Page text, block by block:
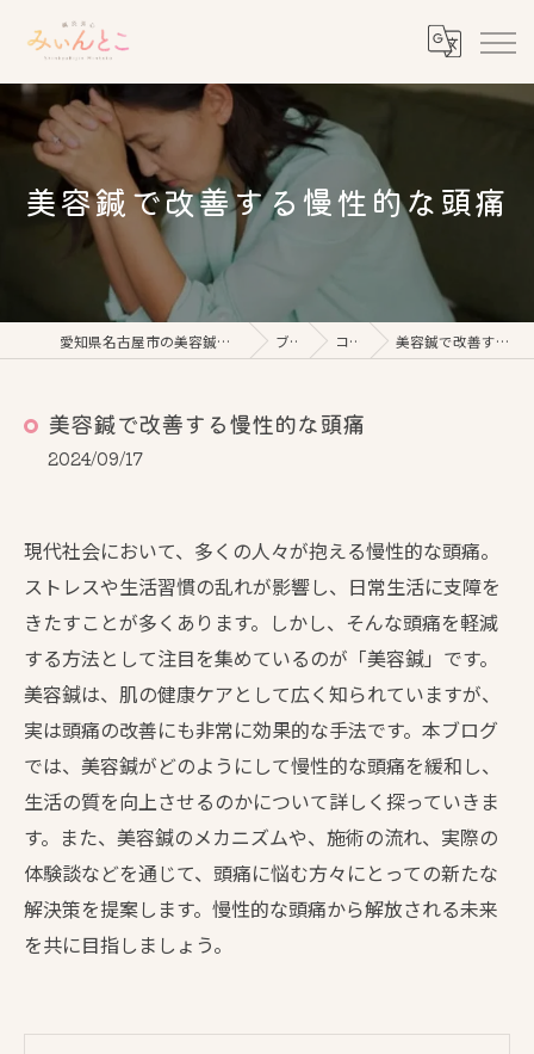
美容鍼で改善する慢性的な頭痛
愛知県名古屋市の美容鍼なら鍼灸美心みぃんとこ ブログ コラム 美容鍼で改善する慢性的な頭痛
美容鍼で改善する慢性的な頭痛
2024/09/17
現代社会において、多くの人々が抱える慢性的な頭痛。
ストレスや生活習慣の乱れが影響し、日常生活に支障を
きたすことが多くあります。しかし、そんな頭痛を軽減
する方法として注目を集めているのが「美容鍼」です。
美容鍼は、肌の健康ケアとして広く知られていますが、
実は頭痛の改善にも非常に効果的な手法です。本ブログ
では、美容鍼がどのようにして慢性的な頭痛を緩和し、
生活の質を向上させるのかについて詳しく探っていきま
す。また、美容鍼のメカニズムや、施術の流れ、実際の
体験談などを通じて、頭痛に悩む方々にとっての新たな
解決策を提案します。慢性的な頭痛から解放される未来
を共に目指しましょう。